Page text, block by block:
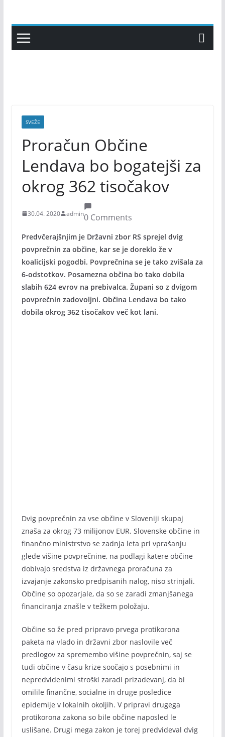
content
SVEŽE
Proračun Občine
Lendava bo bogatejši za
okrog 362 tisočakov
30.04. 2020 admin0 Comments
Predvčerajšnjim je Državni zbor RS sprejel dvig
povprečnin za občine, kar se je doreklo že v
koalicijski pogodbi. Povprečnina se je tako zvišala za
6-odstotkov. Posamezna občina bo tako dobila
slabih 624 evrov na prebivalca. Župani so z dvigom
povprečnin zadovoljni. Občina Lendava bo tako
dobila okrog 362 tisočakov več kot lani.
Dvig povprečnin za vse občine v Sloveniji skupaj
znaša za okrog 73 milijonov EUR. Slovenske občine in
finančno ministrstvo se zadnja leta pri vprašanju
glede višine povprečnine, na podlagi katere občine
dobivajo sredstva iz državnega proračuna za
izvajanje zakonsko predpisanih nalog, niso strinjali.
Občine so opozarjale, da so se zaradi zmanjšanega
financiranja znašle v težkem položaju.
Občine so že pred pripravo prvega protikorona
paketa na vlado in državni zbor naslovile več
predlogov za spremembo višine povprečnin, saj se
tudi občine v času krize soočajo s posebnimi in
nepredvidenimi stroški zaradi prizadevanj, da bi
omilile finančne, socialne in druge posledice
epidemije v lokalnih okoljih. V pripravi drugega
protikorona zakona so bile občine naposled le
uslišane. Drugi mega zakon je torej predvideval dvig